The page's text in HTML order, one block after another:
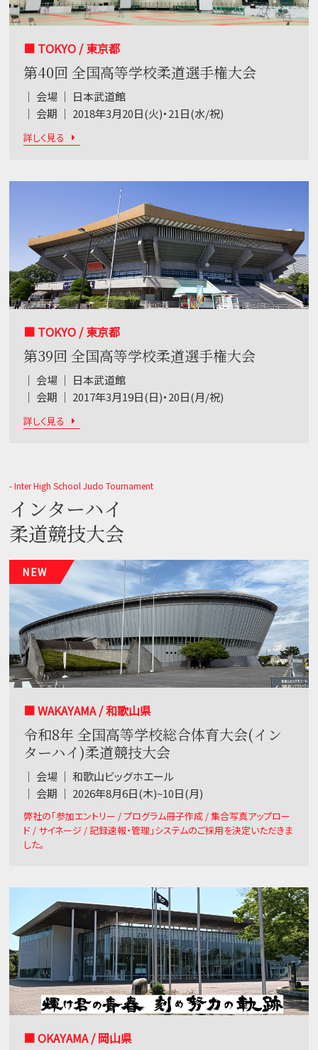
■ TOKYO / 東京都
第40回 全国高等学校柔道選手権大会
｜ 会場 ｜ 日本武道館
｜ 会期 ｜ 2018年3月20日(火)・21日(水/祝)
詳しく見る
■ TOKYO / 東京都
第39回 全国高等学校柔道選手権大会
｜ 会場 ｜ 日本武道館
｜ 会期 ｜ 2017年3月19日(日)・20日(月/祝)
詳しく見る
- Inter High School Judo Tournament
インターハイ
柔道競技大会
NEW
■ WAKAYAMA / 和歌山県
令和8年 全国高等学校総合体育大会(イン
ターハイ)柔道競技大会
｜ 会場 ｜ 和歌山ビッグホエール
｜ 会期 ｜ 2026年8月6日(木)~10日(月)
弊社の「参加エントリー / プログラム冊子作成 / 集合写真アップロー
ド / サイネージ / 記録速報・管理」システムのご採用を決定いただきま
した。
■ OKAYAMA / 岡山県